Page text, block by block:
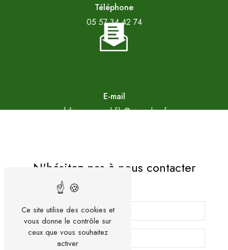
Téléphone
05 57 34 42 74
E-mail
philippe.arnaud.fils@wanadoo.fr
N'hésitez pas à nous contacter
Ce site utilise des cookies et
vous donne le contrôle sur
ceux que vous souhaitez
activer